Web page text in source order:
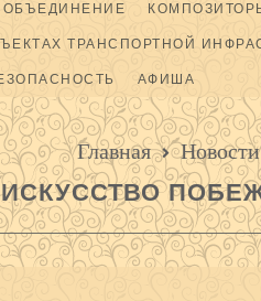
ОБЪЕДИНЕНИЕ
ТРАНСПОРТНОЙ
АФИША
Главная Новости
ИСКУССТВО